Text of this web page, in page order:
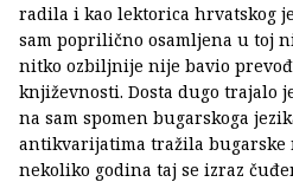
radila i kao lektorica hrvatskog
sam poprilično osamljena u toj
nitko ozbiljnije nije bavio
književnosti. Dosta dugo trajalo
na sam spomen bugarskoga
antikvarijatima tražila bugarske
nekoliko godina taj se izraz